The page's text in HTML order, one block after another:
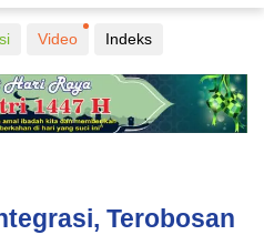
Video Indeks
Terobosan